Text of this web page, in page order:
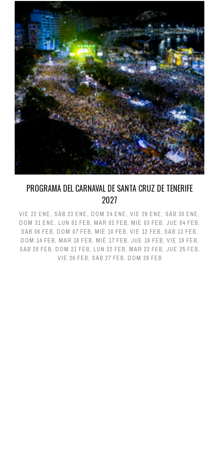
PROGRAMA DEL CARNAVAL DE SANTA CRUZ DE TENERIFE
2027
VIE 22 ENE, SÁB 23 ENE, DOM 24 ENE, VIE 29 ENE, SÁB 30 ENE,
DOM 31 ENE, LUN 01 FEB, MAR 02 FEB, MIÉ 03 FEB, JUE 04 FEB,
SÁB 06 FEB, DOM 07 FEB, MIÉ 10 FEB, VIE 12 FEB, SÁB 13 FEB,
DOM 14 FEB, MAR 16 FEB, MIÉ 17 FEB, JUE 18 FEB, VIE 19 FEB,
SÁB 20 FEB, DOM 21 FEB, LUN 22 FEB, MAR 23 FEB, JUE 25 FEB,
VIE 26 FEB, SÁB 27 FEB, DOM 28 FEB